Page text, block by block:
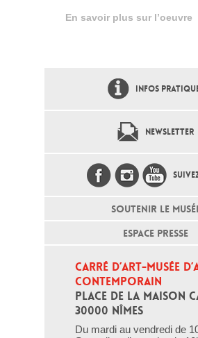
En savoir plus sur l’oeuvre
INFOS
NEWSLETTER
SOUTENIR LE
ESPACE PRESSE
CARRÉ D’ART-MUSÉE
CONTEMPORAIN
PLACE DE LA MAISON
30000 NÎMES
Du mardi au vendredi de